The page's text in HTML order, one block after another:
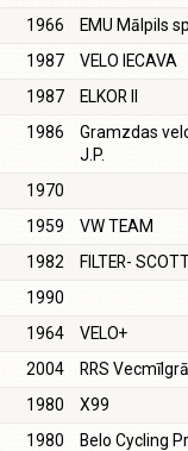
1966
EMU Mālpils
1987
VELO IECAVA
1987
ELKOR II
1986
Gramzdas
J.P.
1970
1959
VW TEAM
1982
FILTER-
1990
1964
VELO+
2004
RRS
1980
X99
1980
Belo Cycling